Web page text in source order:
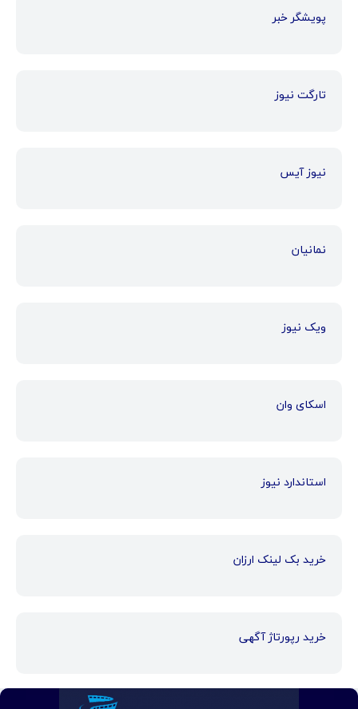
پویشگر خبر
تارگت نیوز
نیوز آیس
نمانیان
ویک نیوز
اسکای وان
استاندارد نیوز
خرید بک لینک ارزان
خرید رپورتاژ آگهی